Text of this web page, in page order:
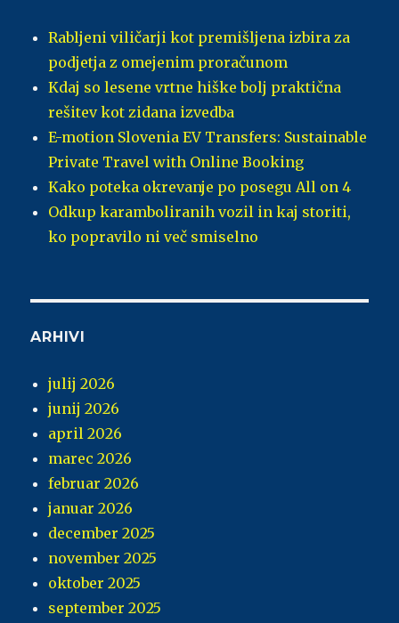
Rabljeni viličarji kot premišljena izbira za
podjetja z omejenim proračunom
Kdaj so lesene vrtne hiške bolj praktična
rešitev kot zidana izvedba
E-motion Slovenia EV Transfers: Sustainable
Private Travel with Online Booking
Kako poteka okrevanje po posegu All on 4
Odkup karamboliranih vozil in kaj storiti,
ko popravilo ni več smiselno
ARHIVI
julij 2026
junij 2026
april 2026
marec 2026
februar 2026
januar 2026
december 2025
november 2025
oktober 2025
september 2025